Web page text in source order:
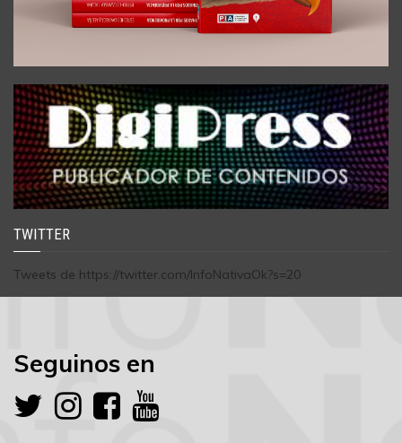
TWITTER
Tweets de https://twitter.com/InfoNativaOk?s=20
Seguinos en